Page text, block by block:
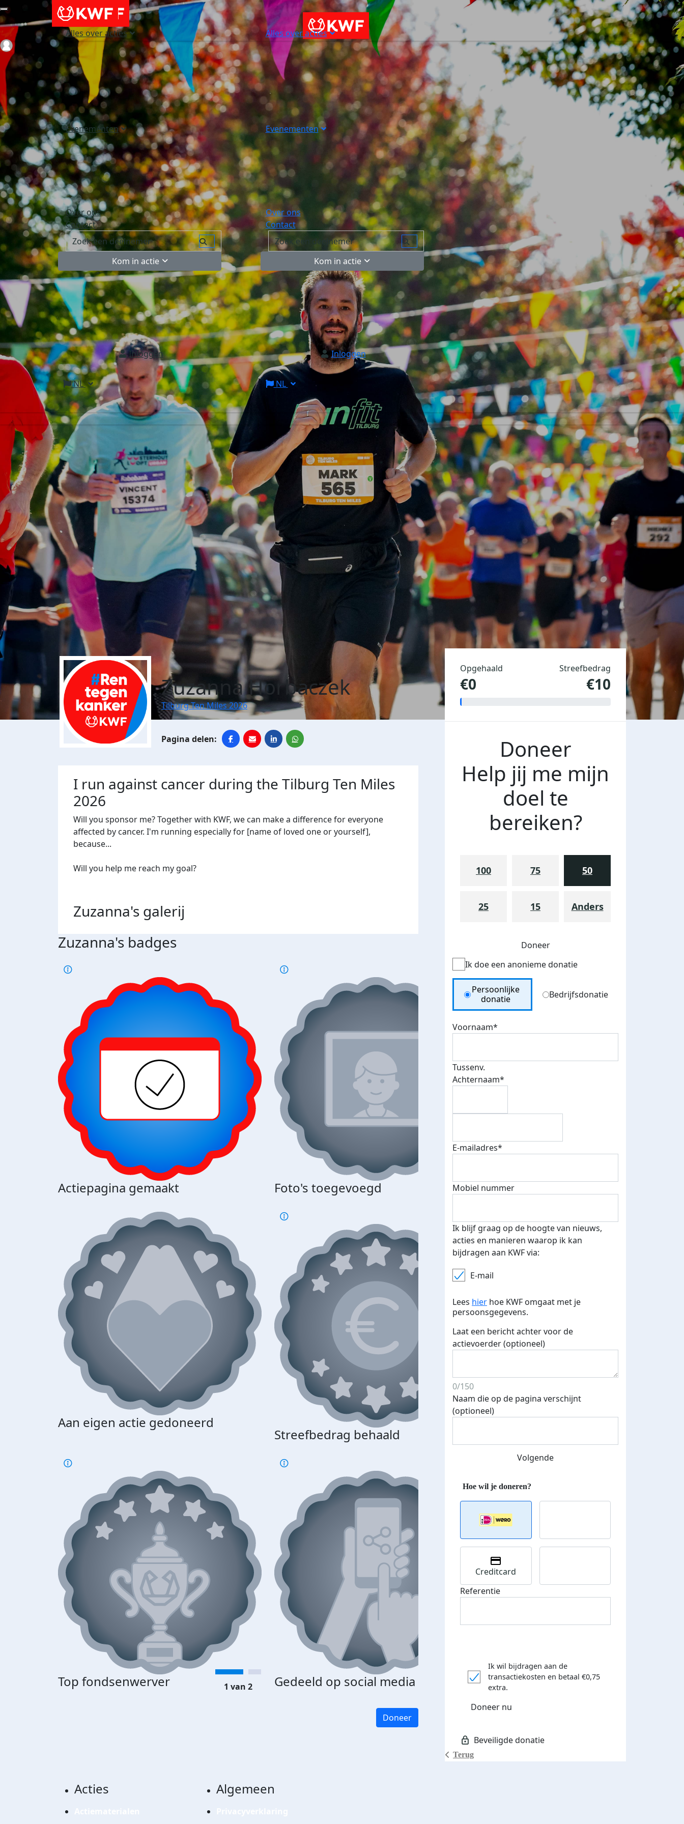
Alles over acties
Evenementen
Over ons
Contact
Kom in actie
Inloggen
NL
Alles over acties
Evenementen
Over ons
Contact
Kom in actie
Inloggen
NL
Login
Zuzanna Horbaczek
Tilburg Ten Miles 2026
I run against cancer during the Tilburg Ten Miles
2026
Will you sponsor me? Together with KWF, we can make a difference for everyone
affected by cancer. I'm running especially for [name of loved one or yourself],
because...
Will you help me reach my goal?
Zuzanna's galerij
Zuzanna's badges
Actiepagina gemaakt Foto's toegevoegd E-mails verstuurd
Aan eigen actie gedoneerd
Streefbedrag behaald
Top fondsenwerver Gedeeld op social media Donateurs bedankt
je je speciale KWF t-shirt!
1 van 2
Doneer
Opgehaald
€0
Streefbedrag
€10
Doneer
Help jij me mijn
doel te
bereiken?
100 75 50
25 15 Anders
Doneer
Ik doe een anonieme donatie
Donation Type
Persoonlijke
donatie
Bedrijfsdonatie
Voornaam*
Tussenv.
Achternaam*
E-mailadres*
Mobiel nummer
Ik blijf graag op de hoogte van nieuws,
acties en manieren waarop ik kan
bijdragen aan KWF via:
E-mail
Lees hier hoe KWF omgaat met je
persoonsgegevens.
Laat een bericht achter voor de
actievoerder (optioneel)
0/150
Naam die op de pagina verschijnt
(optioneel)
Volgende
Terug
Creditcard
Referentie
Ik wil bijdragen aan de
transactiekosten en betaal €0,75
extra.
Doneer nu
Acties Algemeen